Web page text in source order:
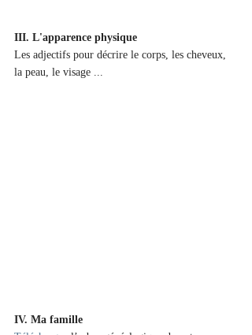
III. L'apparence physique
Les adjectifs pour décrire le corps, les cheveux,
la peau, le visage ...
IV. Ma famille